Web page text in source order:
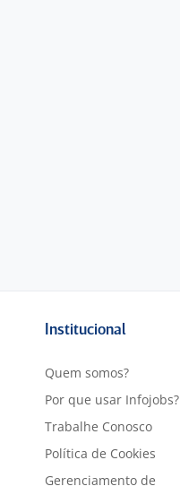
Institucional
Quem somos?
Por que usar Infojobs?
Trabalhe Conosco
Política de Cookies
Gerenciamento de